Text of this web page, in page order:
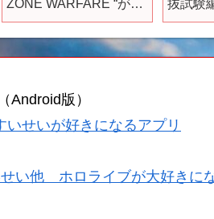
ZONE WARFARE “がゲ
題に!!』【グレイゾーン
ウォーフェア : 実況者ジ
抜試験
い」
Android版）
せいが好きになるアプリ
い他 ホロライブが大好きに